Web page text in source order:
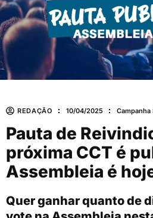
REDAÇÃO 10/04/2025 Campanha
Pauta de
próxima CCT é
Assembleia é
Quer ganhar quanto de